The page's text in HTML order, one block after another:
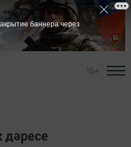
баннера через